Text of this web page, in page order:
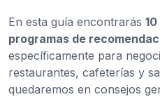
En esta guía encontrarás
programas de
específicamente para
restaurantes, cafeterías y
quedaremos en consejos